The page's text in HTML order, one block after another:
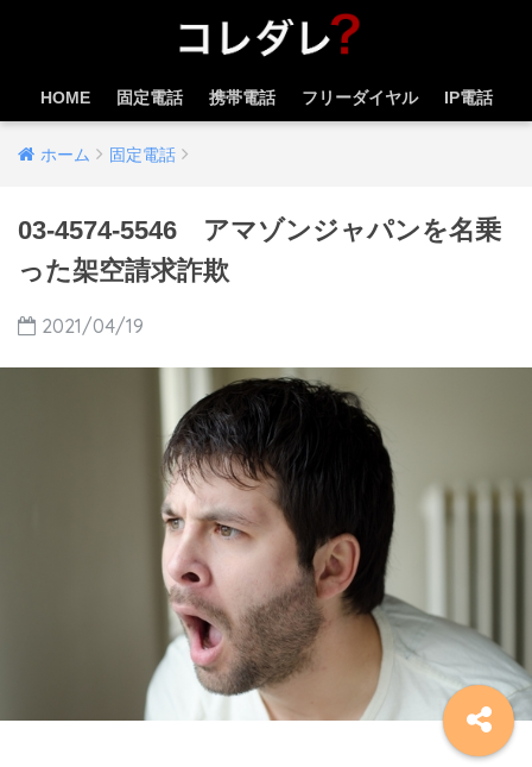
HOME 固定電話 携帯電話 フリーダイヤル IP電話
ホーム 固定電話
03-4574-5546 アマゾンジャパンを名乗
った架空請求詐欺
2021/04/19